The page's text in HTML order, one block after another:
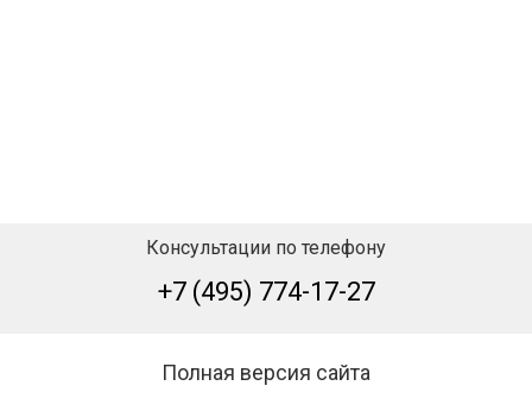
Консультации по телефону
+7 (495) 774-17-27
Полная версия сайта